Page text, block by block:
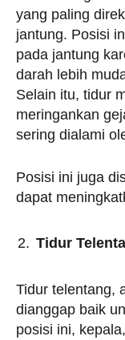
yang paling
jantung. Posisi
pada jantung
darah lebih
Selain itu, tidur
meringankan
sering dialami
Posisi ini juga
dapat
Tidur
Tidur telentang,
dianggap baik
posisi ini,